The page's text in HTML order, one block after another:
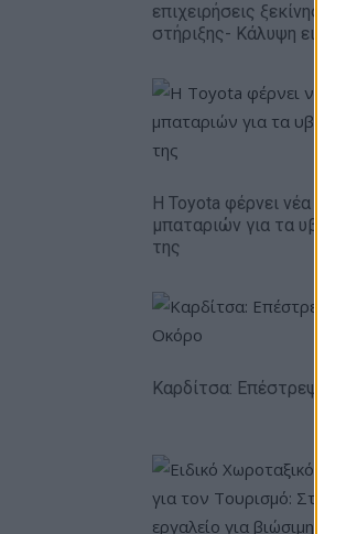
επιχειρήσεις ξεκίνησε
στήριξης- Κάλυψη
Η Toyota φέρνει νέα γενιά
μπαταριών για τα
της
Καρδίτσα: Επέστρεψε